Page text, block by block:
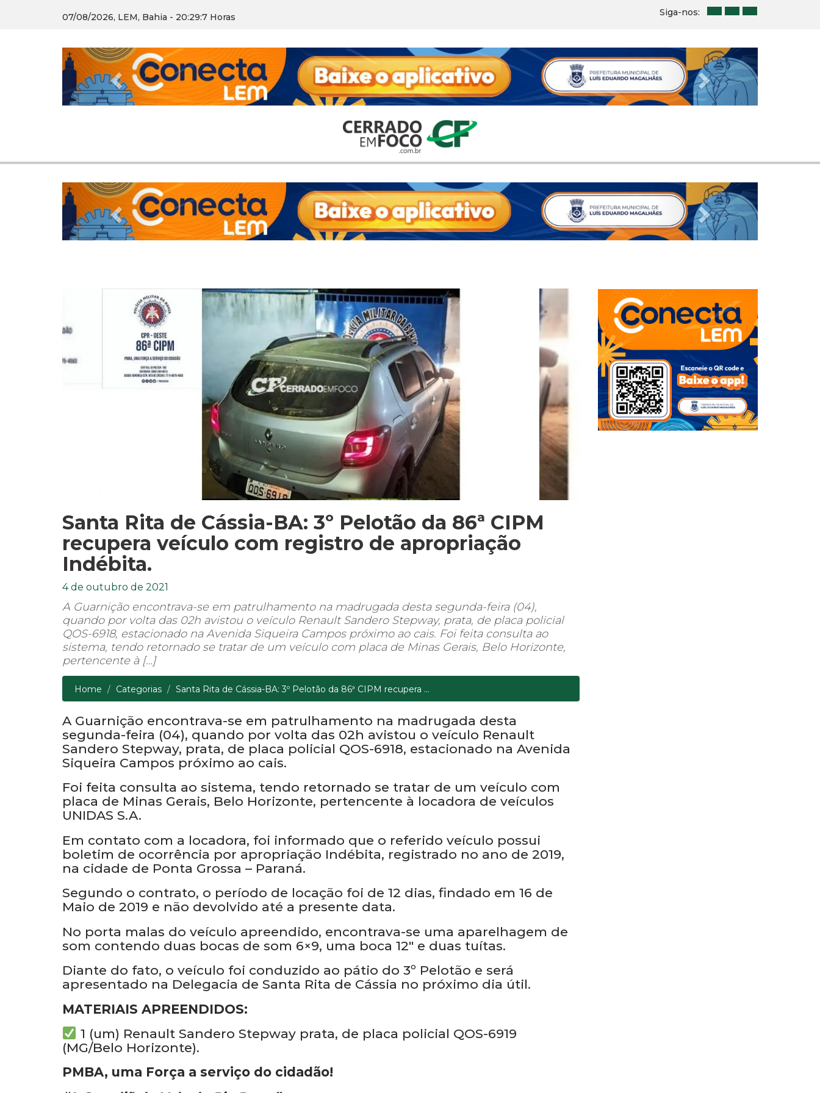
07/08/2026, LEM, Bahia - 20:29:8 Horas Siga-nos:
Previous Next
Previous Next
Santa Rita de Cássia-BA: 3º Pelotão da 86ª CIPM
recupera veículo com registro de apropriação
Indébita.
4 de outubro de 2021
A Guarnição encontrava-se em patrulhamento na madrugada desta segunda-feira (04),
quando por volta das 02h avistou o veículo Renault Sandero Stepway, prata, de placa policial
QOS-6918, estacionado na Avenida Siqueira Campos próximo ao cais. Foi feita consulta ao
sistema, tendo retornado se tratar de um veículo com placa de Minas Gerais, Belo Horizonte,
pertencente à […]
Home Categorias Santa Rita de Cássia-BA: 3º Pelotão da 86ª CIPM recupera ...
A Guarnição encontrava-se em patrulhamento na madrugada desta
segunda-feira (04), quando por volta das 02h avistou o veículo Renault
Sandero Stepway, prata, de placa policial QOS-6918, estacionado na Avenida
Siqueira Campos próximo ao cais.
Foi feita consulta ao sistema, tendo retornado se tratar de um veículo com
placa de Minas Gerais, Belo Horizonte, pertencente à locadora de veículos
UNIDAS S.A.
Em contato com a locadora, foi informado que o referido veículo possui
boletim de ocorrência por apropriação Indébita, registrado no ano de 2019,
na cidade de Ponta Grossa – Paraná.
Segundo o contrato, o período de locação foi de 12 dias, findado em 16 de
Maio de 2019 e não devolvido até a presente data.
No porta malas do veículo apreendido, encontrava-se uma aparelhagem de
som contendo duas bocas de som 6×9, uma boca 12″ e duas tuítas.
Diante do fato, o veículo foi conduzido ao pátio do 3º Pelotão e será
apresentado na Delegacia de Santa Rita de Cássia no próximo dia útil.
MATERIAIS APREENDIDOS:
1 (um) Renault Sandero Stepway prata, de placa policial QOS-6919
(MG/Belo Horizonte).
PMBA, uma Força a serviço do cidadão!